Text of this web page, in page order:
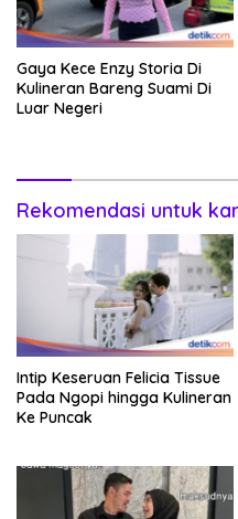
Gaya Kece Enzy Storia Di
Kulineran Bareng Suami Di
Luar Negeri
Rekomendasi untuk
Intip Keseruan Felicia Tissue
Pada Ngopi hingga Kulineran
Ke Puncak